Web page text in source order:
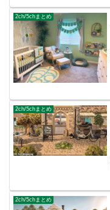
2ch/5chまとめ
2ch/5chまとめ
2ch/5chまとめ